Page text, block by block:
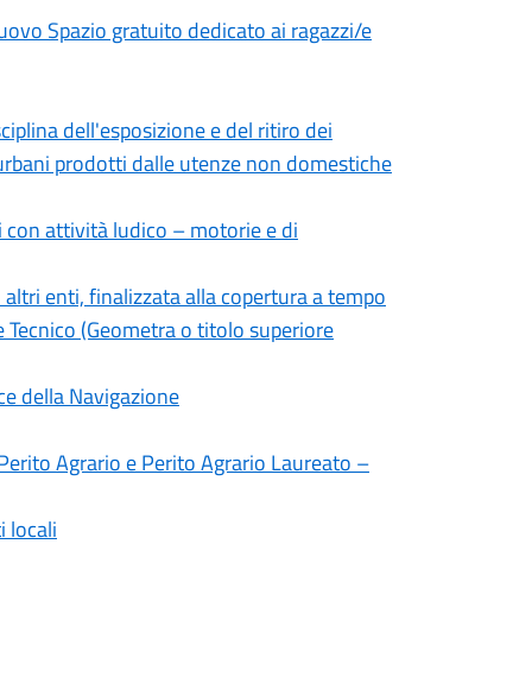
Spazio gratuito dedicato ai ragazzi/e
dell'esposizione e del ritiro dei
prodotti dalle utenze non domestiche
attività ludico – motorie e di
enti, finalizzata alla copertura a tempo
(Geometra o titolo superiore
della Navigazione
Agrario e Perito Agrario Laureato –
locali